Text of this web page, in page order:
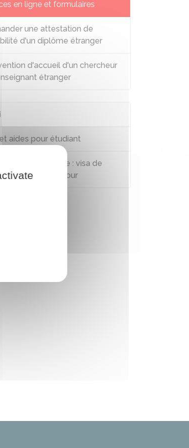
en ligne et formulaires
une attestation de
d'un diplôme étranger
d'accueil d'un chercheur
étranger
aides pour étudiant
étranger en France : visa de
ou carte de séjour